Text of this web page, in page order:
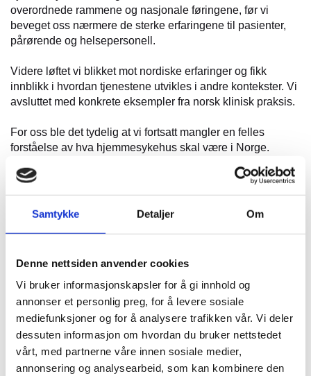
Samtykke Detaljer Om
Denne nettsiden anvender cookies
Vi bruker informasjonskapsler for å gi innhold og
annonser et personlig preg, for å levere sosiale
mediefunksjoner og for å analysere trafikken vår. Vi deler
dessuten informasjon om hvordan du bruker nettstedet
vårt, med partnerne våre innen sosiale medier,
annonsering og analysearbeid, som kan kombinere den
overordnede rammene og nasjonale føringene, før vi
beveget oss nærmere de sterke erfaringene til pasienter,
pårørende og helsepersonell.
Videre løftet vi blikket mot nordiske erfaringer og fikk
innblikk i hvordan tjenestene utvikles i andre kontekster. Vi
avsluttet med konkrete eksempler fra norsk klinisk praksis.
For oss ble det tydelig at vi fortsatt mangler en felles
forståelse av hva hjemmesykehus skal være i Norge.
ulike former og modeller – drevet av et ønske om å flytte
tjenester nærmere der hvor pasienter bor og lever sine liv.
- behovet for bedre samhandling mellom nivåene
- tydeligere ansvar og roller
- pårørendes plass i tjenestene
- teknologi og digital hjemmeoppfølging som
muliggjør hjemmesykehus
- hvordan vi kan utvikle hjemmesykehustjenester som
ivaretar likeverdige tjenester i hele Norge – både i by og